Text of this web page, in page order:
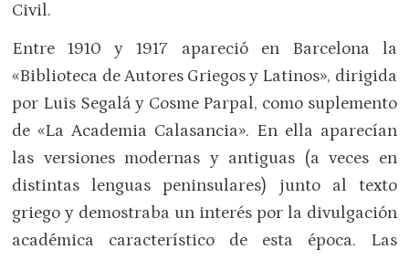
Civil.
Entre 1910 y 1917 apareció en Barcelona la
«Biblioteca de Autores Griegos y Latinos», dirigida
por Luis Segalá y Cosme Parpal, como suplemento
de «La Academia Calasancia». En ella aparecían
las versiones modernas y antiguas (a veces en
distintas lenguas peninsulares) junto al texto
griego y demostraba un interés por la divulgación
académica característico de esta época. Las